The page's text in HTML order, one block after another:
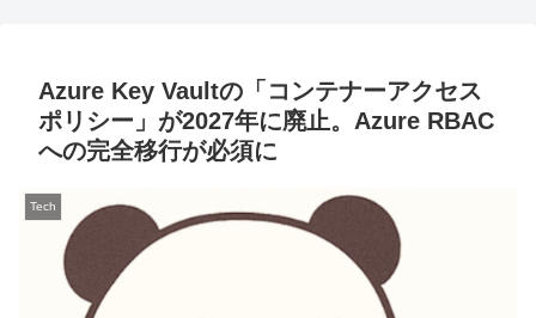
Azure Key Vaultの「コンテナーアクセス
ポリシー」が2027年に廃止。Azure RBAC
への完全移行が必須に
Tech